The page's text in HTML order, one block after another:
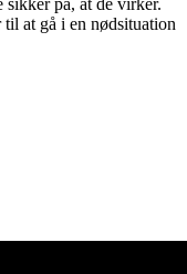
på, at de virker.
at gå i en nødsituation